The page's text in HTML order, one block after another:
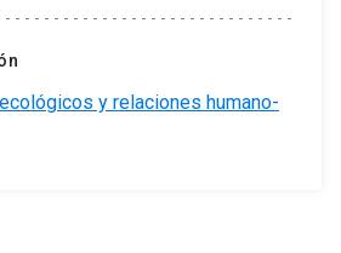
y relaciones humano-